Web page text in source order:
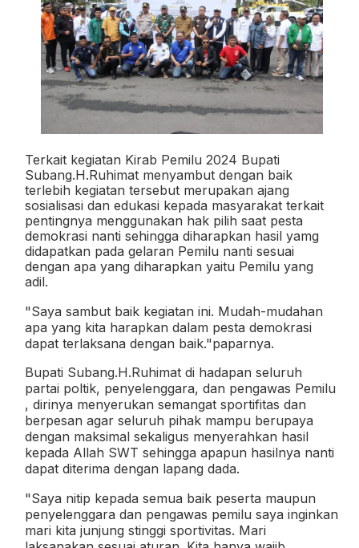
Terkait kegiatan Kirab Pemilu 2024 Bupati
Subang.H.Ruhimat menyambut dengan baik
terlebih kegiatan tersebut merupakan ajang
sosialisasi dan edukasi kepada masyarakat terkait
pentingnya menggunakan hak pilih saat pesta
demokrasi nanti sehingga diharapkan hasil yamg
didapatkan pada gelaran Pemilu nanti sesuai
dengan apa yang diharapkan yaitu Pemilu yang
adil.
"Saya sambut baik kegiatan ini. Mudah-mudahan
apa yang kita harapkan dalam pesta demokrasi
dapat terlaksana dengan baik."paparnya.
Bupati Subang.H.Ruhimat di hadapan seluruh
partai poltik, penyelenggara, dan pengawas Pemilu
, dirinya menyerukan semangat sportifitas dan
berpesan agar seluruh pihak mampu berupaya
dengan maksimal sekaligus menyerahkan hasil
kepada Allah SWT sehingga apapun hasilnya nanti
dapat diterima dengan lapang dada.
"Saya nitip kepada semua baik peserta maupun
penyelenggara dan pengawas pemilu saya inginkan
mari kita junjung stinggi sportivitas. Mari